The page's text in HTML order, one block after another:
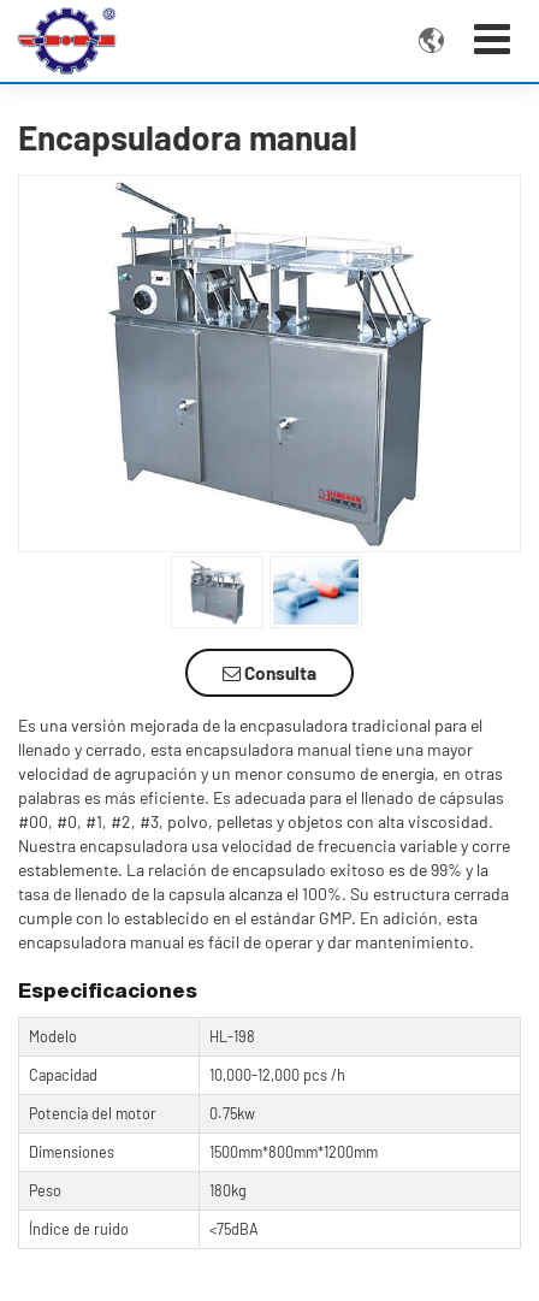

Encapsuladora manual
Consulta
Es una versión mejorada de la encpasuladora tradicional para el
llenado y cerrado, esta encapsuladora manual tiene una mayor
velocidad de agrupación y un menor consumo de energía, en otras
palabras es más eficiente. Es adecuada para el llenado de cápsulas
#00, #0, #1, #2, #3, polvo, pelletas y objetos con alta viscosidad.
Nuestra encapsuladora usa velocidad de frecuencia variable y corre
establemente. La relación de encapsulado exitoso es de 99% y la
tasa de llenado de la capsula alcanza el 100%. Su estructura cerrada
cumple con lo establecido en el estándar GMP. En adición, esta
encapsuladora manual es fácil de operar y dar mantenimiento.
Especificaciones
Modelo
HL-198
Capacidad
10,000-12,000 pcs /h
Potencia del motor
0.75kw
Dimensiones
1500mm*800mm*1200mm
Peso
180kg
Índice de ruido
<75dBA